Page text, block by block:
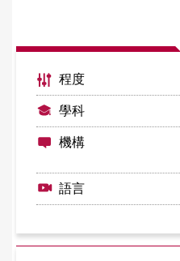
程度
學科
機構
語言